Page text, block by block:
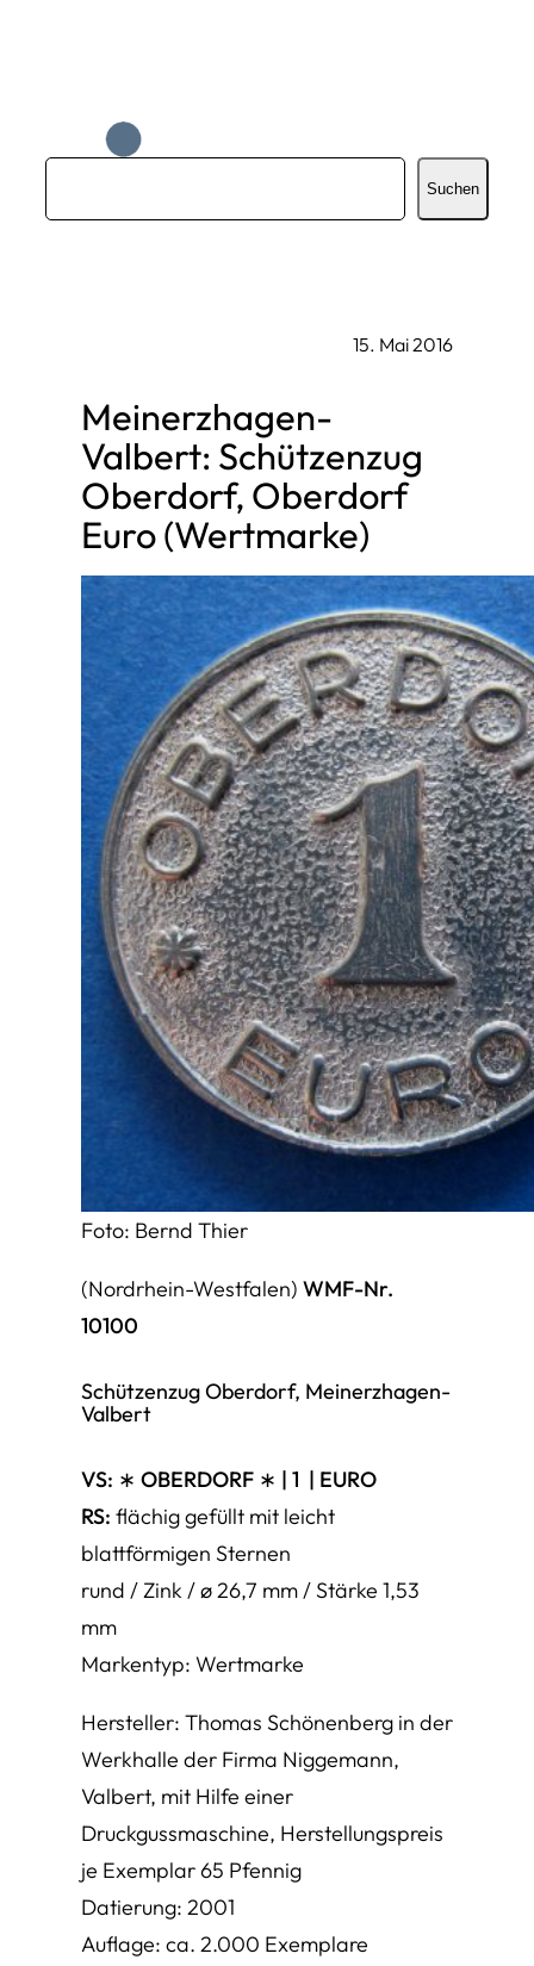
u
Suchen
15. Mai 2016
Meinerzhagen-
Valbert: Schützenzug
Oberdorf, Oberdorf
Euro (Wertmarke)
Foto: Bernd Thier
(Nordrhein-Westfalen) WMF-Nr.
10100
Schützenzug Oberdorf, Meinerzhagen-
Valbert
VS: ∗ OBERDORF ∗ | 1 | EURO
RS: flächig gefüllt mit leicht
blattförmigen Sternen
rund / Zink / ø 26,7 mm / Stärke 1,53
mm
Markentyp: Wertmarke
Hersteller: Thomas Schönenberg in der
Werkhalle der Firma Niggemann,
Valbert, mit Hilfe einer
Druckgussmaschine, Herstellungspreis
je Exemplar 65 Pfennig
Datierung: 2001
Auflage: ca. 2.000 Exemplare